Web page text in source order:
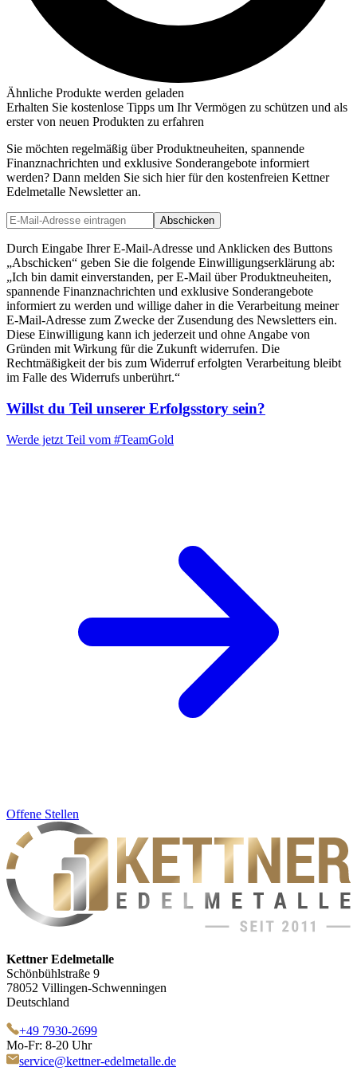
Ähnliche Produkte werden geladen
Erhalten Sie kostenlose Tipps um Ihr Vermögen zu schützen und als
erster von neuen Produkten zu erfahren
Sie möchten regelmäßig über Produktneuheiten, spannende
Finanznachrichten und exklusive Sonderangebote informiert
werden? Dann melden Sie sich hier für den kostenfreien Kettner
Edelmetalle Newsletter an.
Abschicken
Durch Eingabe Ihrer E-Mail-Adresse und Anklicken des Buttons
„Abschicken“ geben Sie die folgende Einwilligungserklärung ab:
„Ich bin damit einverstanden, per E-Mail über Produktneuheiten,
spannende Finanznachrichten und exklusive Sonderangebote
informiert zu werden und willige daher in die Verarbeitung meiner
E-Mail-Adresse zum Zwecke der Zusendung des Newsletters ein.
Diese Einwilligung kann ich jederzeit und ohne Angabe von
Gründen mit Wirkung für die Zukunft widerrufen. Die
Rechtmäßigkeit der bis zum Widerruf erfolgten Verarbeitung bleibt
im Falle des Widerrufs unberührt.“
Willst du Teil unserer Erfolgsstory sein?
Werde jetzt Teil vom #TeamGold
Offene Stellen
Kettner Edelmetalle
Schönbühlstraße 9
78052 Villingen-Schwenningen
Deutschland
+49 7930-2699
Mo-Fr: 8-20 Uhr
service@kettner-edelmetalle.de